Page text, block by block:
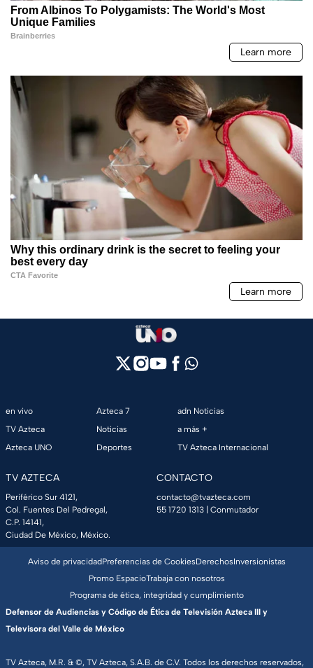
en vivo
TV Azteca
Azteca UNO
Azteca 7
Noticias
Deportes
adn Noticias
a más +
TV Azteca Internacional
TV AZTECA
Periférico Sur 4121,
Col. Fuentes Del Pedregal,
C.P. 14141,
Ciudad De México, México.
CONTACTO
contacto@tvazteca.com
55 1720 1313 | Conmutador
TV Azteca, M.R. & ©, TV Azteca, S.A.B. de C.V. Todos los derechos reservados,
Aviso de privacidadPreferencias de CookiesDerechosInversionistas
Promo EspacioTrabaja con nosotros
Programa de ética, integridad y cumplimiento
Defensor de Audiencias y Código de Ética de Televisión Azteca III y
Televisora del Valle de México